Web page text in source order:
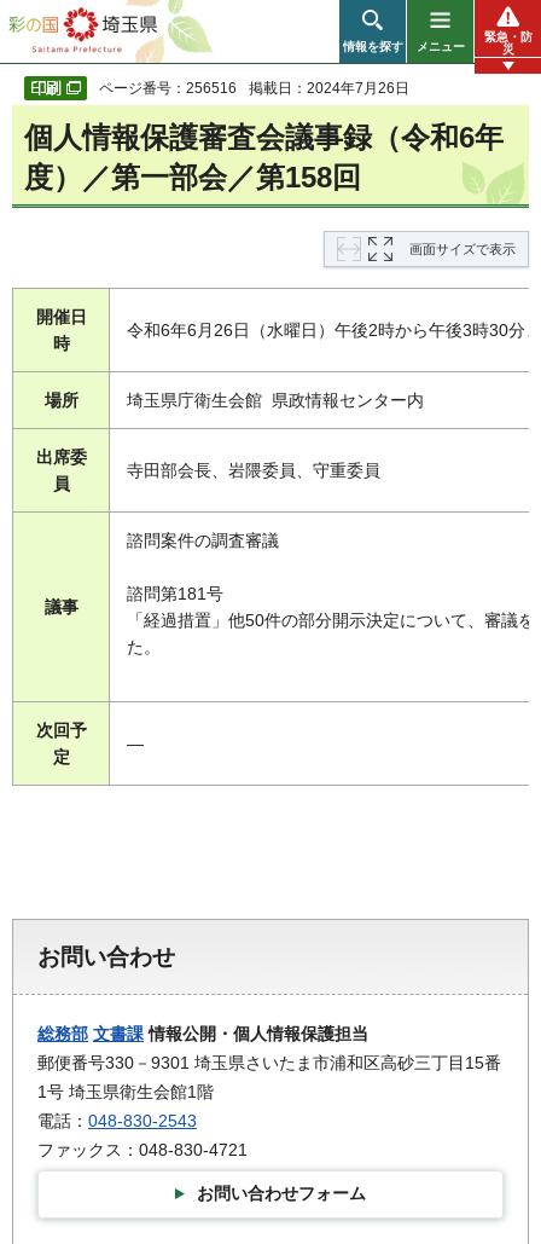
彩の国 埼玉県
情報を探す メニュー
緊急・防
災
ページ番号：256516 掲載日：2024年7月26日
個人情報保護審査会議事録（令和6年
度）／第一部会／第158回
画面サイズで表示
開催日
時
令和6年6月26日（水曜日）午後2時から午後3時30分
場所 埼玉県庁衛生会館 県政情報センター内
出席委
員
寺田部会長、岩隈委員、守重委員
議事
諮問案件の調査審議
諮問第181号
「経過措置」他50件の部分開示決定について、審議を
た。
次回予
定
―
お問い合わせ
総務部 文書課情報公開・個人情報保護担当
郵便番号330－9301 埼玉県さいたま市浦和区高砂三丁目15番
1号 埼玉県衛生会館1階
電話： 048-830-2543
ファックス：048-830-4721
お問い合わせフォーム